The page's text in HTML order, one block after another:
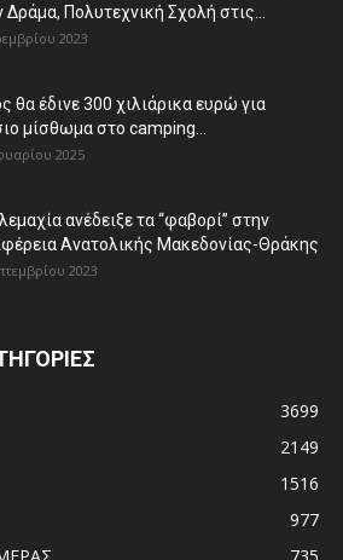
Δράμα, Πολυτεχνική Σχολή στις...
2023
θα έδινε 300 χιλιάρικα ευρώ για
μίσθωμα στο camping...
2025
ανέδειξε τα “φαβορί” στην
Ανατολικής Μακεδονίας-Θράκης
2023
3699
2149
1516
977
735